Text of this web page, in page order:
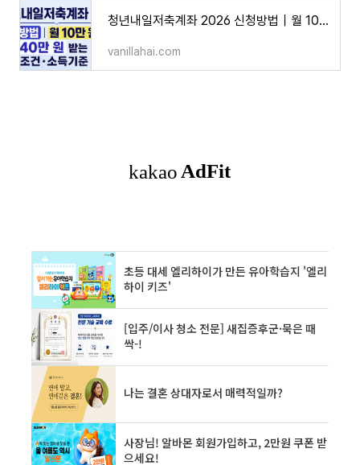
청년내일저축계좌 2026 신청방법｜월 10만 원으로 1,440만 원 받는 가입조건·소득기준
vanillahai.com